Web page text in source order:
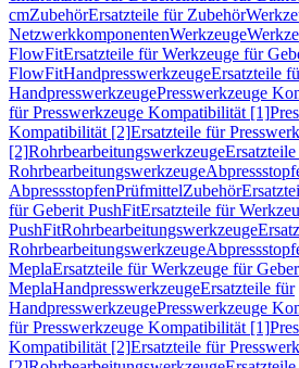
cmZubehörErsatzteile für Zubehör
NetzwerkkomponentenWerkzeuge
FlowFitErsatzteile für Werkzeuge für
FlowFitHandpresswerkzeugeErsatzteile
HandpresswerkzeugePresswerkzeuge
für Presswerkzeuge Kompatibilität [1]
Kompatibilität [2]Ersatzteile für
[2]Rohrbearbeitungswerkzeuge
Rohrbearbeitungswerkzeuge
AbpressstopfenPrüfmittelZubehör
für Geberit PushFitErsatzteile für
PushFitRohrbearbeitungswerkzeuge
Rohrbearbeitungswerkzeuge
MeplaErsatzteile für Werkzeuge für
MeplaHandpresswerkzeugeErsatzteile für
HandpresswerkzeugePresswerkzeuge
für Presswerkzeuge Kompatibilität [1]
Kompatibilität [2]Ersatzteile für